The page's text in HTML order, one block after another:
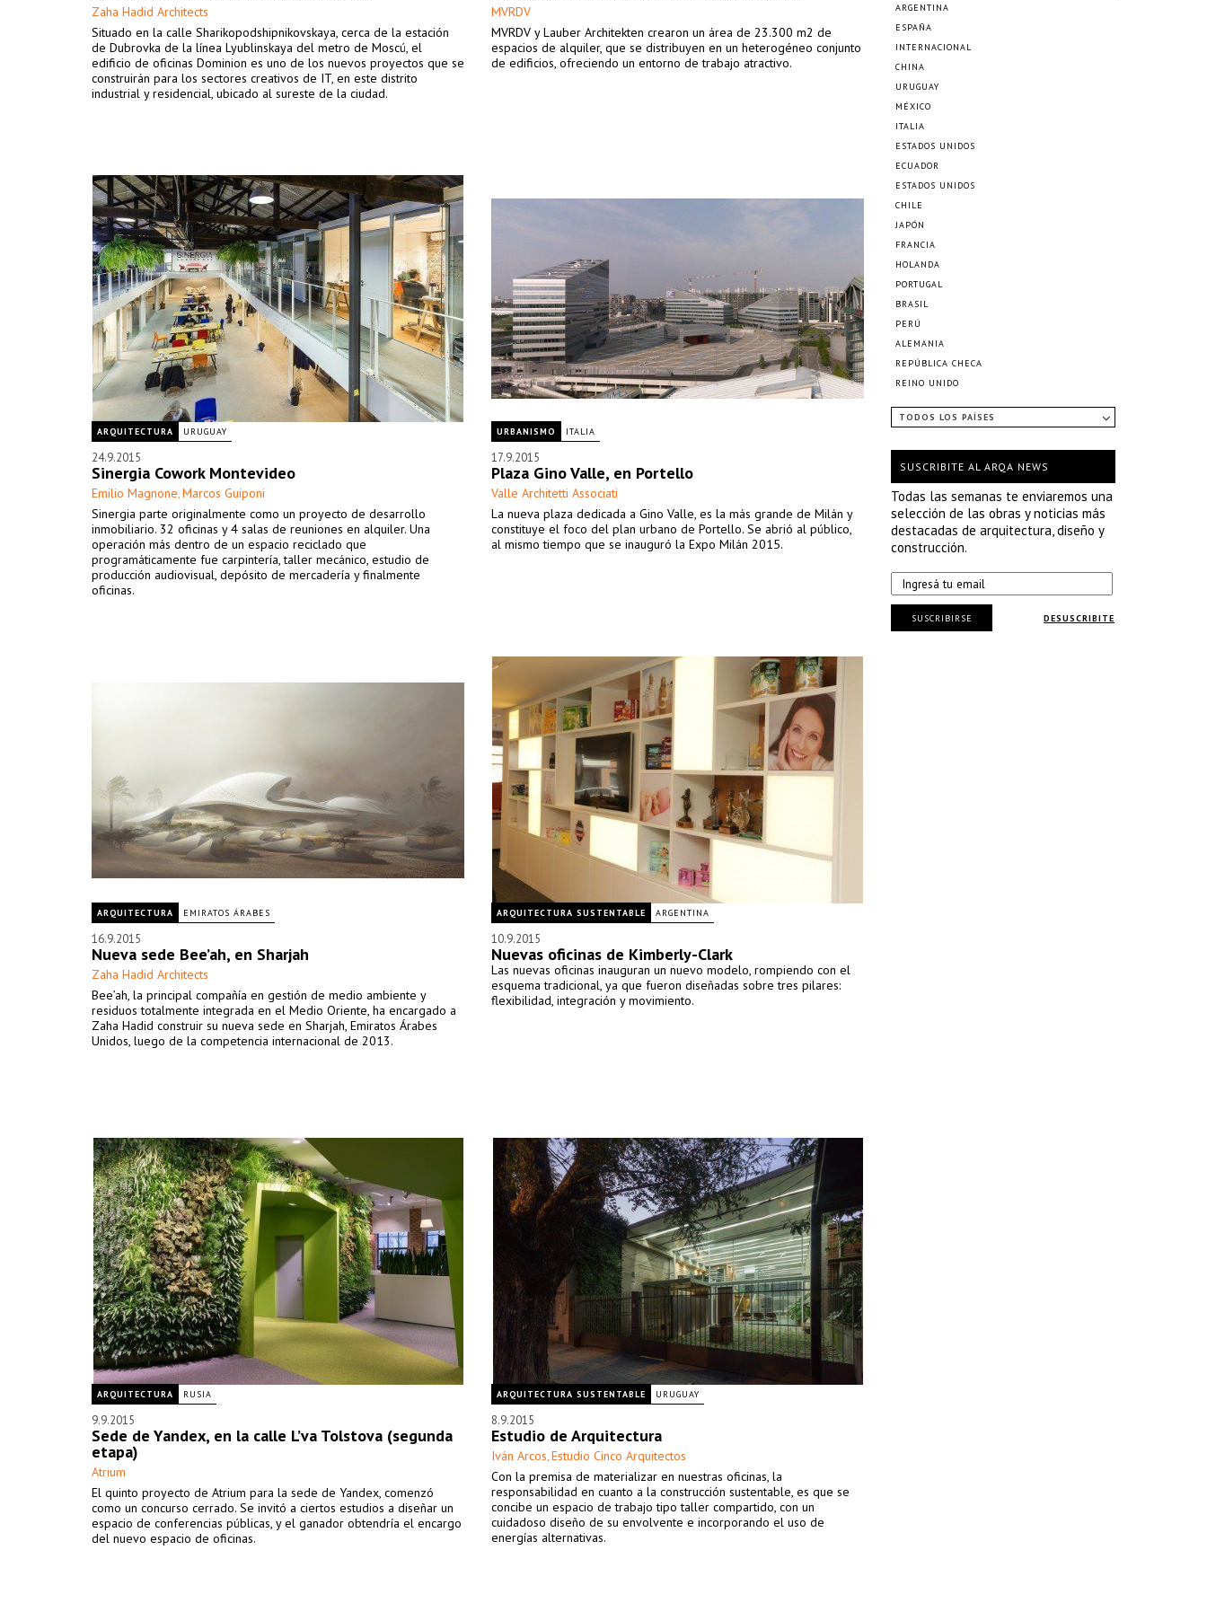
Zaha Hadid Architects
Situado en la calle Sharikopodshipnikovskaya, cerca de la estación
de Dubrovka de la línea Lyublinskaya del metro de Moscú, el
edificio de oficinas Dominion es uno de los nuevos proyectos que se
construirán para los sectores creativos de IT, en este distrito
industrial y residencial, ubicado al sureste de la ciudad.
MVRDV
MVRDV y Lauber Architekten crearon un área de 23.300 m2 de
espacios de alquiler, que se distribuyen en un heterogéneo conjunto
de edificios, ofreciendo un entorno de trabajo atractivo.
ARQUITECTURA URUGUAY
24.9.2015
Sinergia Cowork Montevideo
Emilio Magnone, Marcos Guiponi
Sinergia parte originalmente como un proyecto de desarrollo
inmobiliario. 32 oficinas y 4 salas de reuniones en alquiler. Una
operación más dentro de un espacio reciclado que
programáticamente fue carpintería, taller mecánico, estudio de
producción audiovisual, depósito de mercadería y finalmente
oficinas.
URBANISMO ITALIA
17.9.2015
Plaza Gino Valle, en Portello
Valle Architetti Associati
La nueva plaza dedicada a Gino Valle, es la más grande de Milán y
constituye el foco del plan urbano de Portello. Se abrió al público,
al mismo tiempo que se inauguró la Expo Milán 2015.
ARQUITECTURA EMIRATOS ÁRABES
16.9.2015
Nueva sede Bee’ah, en Sharjah
Zaha Hadid Architects
Bee’ah, la principal compañía en gestión de medio ambiente y
residuos totalmente integrada en el Medio Oriente, ha encargado a
Zaha Hadid construir su nueva sede en Sharjah, Emiratos Árabes
Unidos, luego de la competencia internacional de 2013.
ARQUITECTURA SUSTENTABLE ARGENTINA
10.9.2015
Nuevas oficinas de Kimberly-Clark
Las nuevas oficinas inauguran un nuevo modelo, rompiendo con el
esquema tradicional, ya que fueron diseñadas sobre tres pilares:
flexibilidad, integración y movimiento.
ARQUITECTURA RUSIA
9.9.2015
Sede de Yandex, en la calle L’va Tolstova (segunda
etapa)
Atrium
El quinto proyecto de Atrium para la sede de Yandex, comenzó
como un concurso cerrado. Se invitó a ciertos estudios a diseñar un
espacio de conferencias públicas, y el ganador obtendría el encargo
del nuevo espacio de oficinas.
ARQUITECTURA SUSTENTABLE URUGUAY
8.9.2015
Estudio de Arquitectura
Iván Arcos, Estudio Cinco Arquitectos
Con la premisa de materializar en nuestras oficinas, la
responsabilidad en cuanto a la construcción sustentable, es que se
concibe un espacio de trabajo tipo taller compartido, con un
cuidadoso diseño de su envolvente e incorporando el uso de
energías alternativas.
ARGENTINA
ESPAÑA
INTERNACIONAL
CHINA
URUGUAY
MÉXICO
ITALIA
ESTADOS UNIDOS
ECUADOR
ESTADOS UNIDOS
CHILE
JAPÓN
FRANCIA
HOLANDA
PORTUGAL
BRASIL
PERÚ
ALEMANIA
REPÚBLICA CHECA
REINO UNIDO
TODOS LOS PAÍSES
SUSCRIBITE AL ARQA NEWS
Todas las semanas te enviaremos una
selección de las obras y noticias más
destacadas de arquitectura, diseño y
construcción.
DESUSCRIBITE
SUSCRIBIRSE